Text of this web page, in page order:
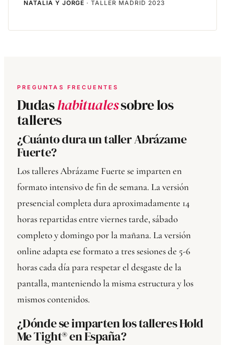
NATALIA Y JORGE · TALLER MADRID 2023
PREGUNTAS FRECUENTES
Dudashabitualessobre los
talleres
¿Cuánto dura un taller Abrázame
Fuerte?
Los talleres Abrázame Fuerte se imparten en
formato intensivo de fin de semana. La versión
presencial completa dura aproximadamente 14
horas repartidas entre viernes tarde, sábado
completo y domingo por la mañana. La versión
online adapta ese formato a tres sesiones de 5-6
horas cada día para respetar el desgaste de la
pantalla, manteniendo la misma estructura y los
mismos contenidos.
¿Dónde se imparten los talleres Hold
Me Tight® en España?